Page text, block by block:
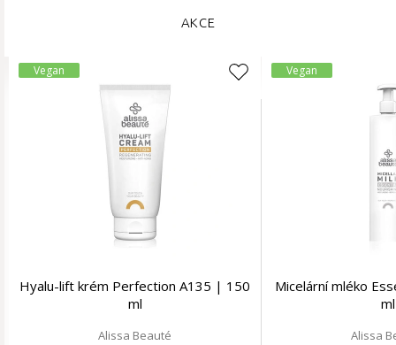
AKCE
Vegan
Hyalu-lift krém Perfection A135 | 150
ml
Alissa Beauté
Vegan
Micelární mléko
ml
Alissa